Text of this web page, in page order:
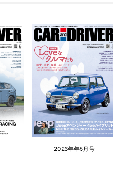
2026年年5月号